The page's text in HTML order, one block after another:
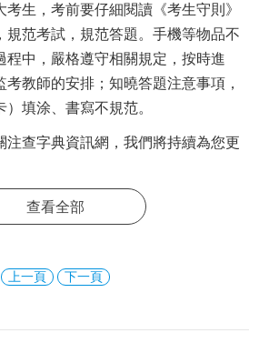
考生，考前要仔細閱讀《考生守則》
規范考試，規范答題。手機等物品不
程中，嚴格遵守相關規定，按時進
教師的安排；知曉答題注意事項，
填涂、書寫不規范。
注查字典資訊網 ，我們將持續為您更
查看全部
上一頁 下一頁